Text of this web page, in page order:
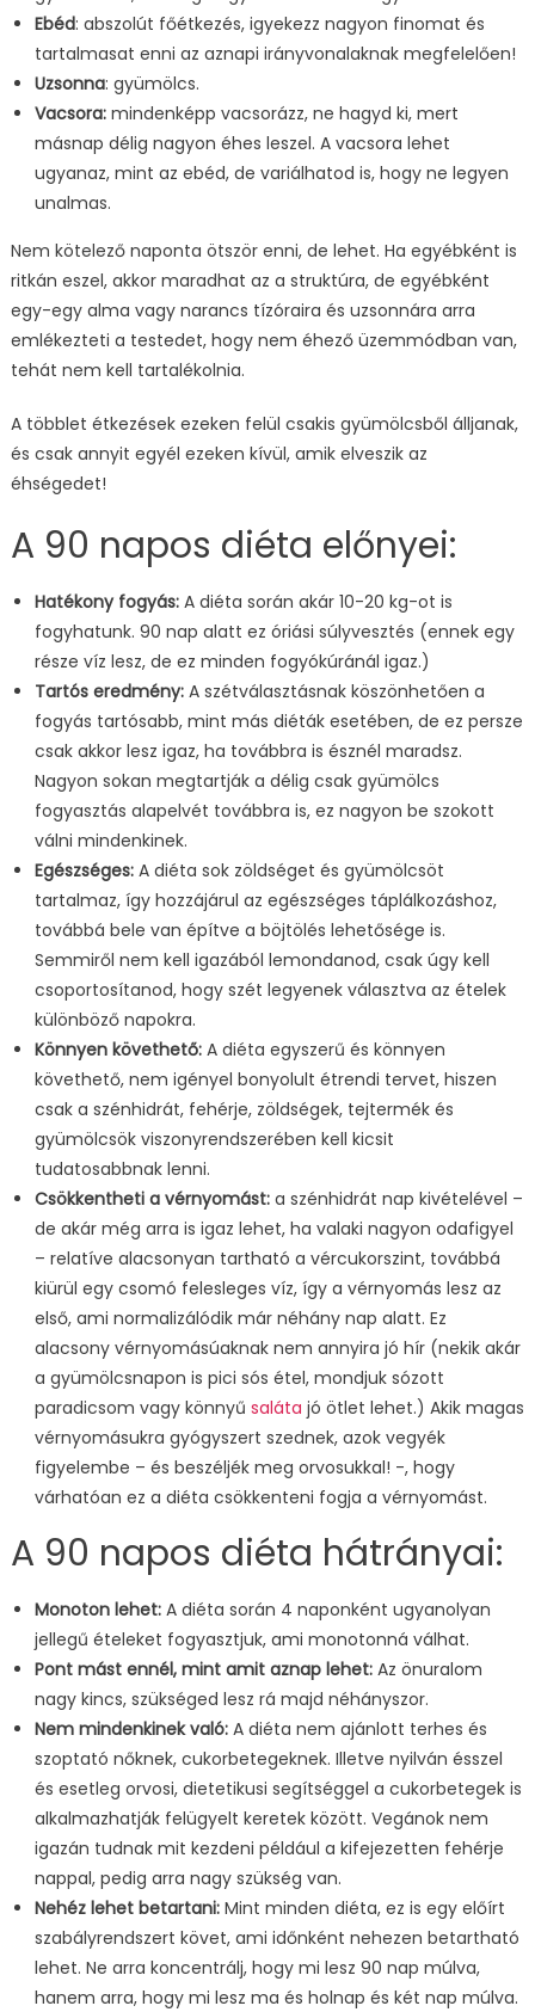
Ebéd: abszolút főétkezés, igyekezz nagyon finomat és
tartalmasat enni az aznapi irányvonalaknak megfelelően!
Uzsonna: gyümölcs.
Vacsora:mindenképp vacsorázz, ne hagyd ki, mert
másnap délig nagyon éhes leszel. A vacsora lehet
ugyanaz, mint az ebéd, de variálhatod is, hogy ne legyen
unalmas.
Nem kötelező naponta ötször enni, de lehet. Ha egyébként is
ritkán eszel, akkor maradhat az a struktúra, de egyébként
egy-egy alma vagy narancs tízóraira és uzsonnára arra
emlékezteti a testedet, hogy nem éhező üzemmódban van,
tehát nem kell tartalékolnia.
A többlet étkezések ezeken felül csakis gyümölcsből álljanak,
és csak annyit egyél ezeken kívül, amik elveszik az
éhségedet!
A 90 napos diéta előnyei:
Hatékony fogyás:A diéta során akár 10-20 kg-ot is
fogyhatunk. 90 nap alatt ez óriási súlyvesztés (ennek egy
része víz lesz, de ez minden fogyókúránál igaz.)
Tartós eredmény:A szétválasztásnak köszönhetően a
fogyás tartósabb, mint más diéták esetében, de ez persze
csak akkor lesz igaz, ha továbbra is észnél maradsz.
Nagyon sokan megtartják a délig csak gyümölcs
fogyasztás alapelvét továbbra is, ez nagyon be szokott
válni mindenkinek.
Egészséges:A diéta sok zöldséget és gyümölcsöt
tartalmaz, így hozzájárul az egészséges táplálkozáshoz,
továbbá bele van építve a böjtölés lehetősége is.
Semmiről nem kell igazából lemondanod, csak úgy kell
csoportosítanod, hogy szét legyenek választva az ételek
különböző napokra.
Könnyen követhető:A diéta egyszerű és könnyen
követhető, nem igényel bonyolult étrendi tervet, hiszen
csak a szénhidrát, fehérje, zöldségek, tejtermék és
gyümölcsök viszonyrendszerében kell kicsit
tudatosabbnak lenni.
Csökkentheti a vérnyomást:a szénhidrát nap kivételével –
de akár még arra is igaz lehet, ha valaki nagyon odafigyel
– relatíve alacsonyan tartható a vércukorszint, továbbá
kiürül egy csomó felesleges víz, így a vérnyomás lesz az
első, ami normalizálódik már néhány nap alatt. Ez
alacsony vérnyomásúaknak nem annyira jó hír (nekik akár
a gyümölcsnapon is pici sós étel, mondjuk sózott
paradicsom vagy könnyű saláta jó ötlet lehet.) Akik magas
vérnyomásukra gyógyszert szednek, azok vegyék
figyelembe – és beszéljék meg orvosukkal! -, hogy
várhatóan ez a diéta csökkenteni fogja a vérnyomást.
A 90 napos diéta hátrányai:
Monoton lehet:A diéta során 4 naponként ugyanolyan
jellegű ételeket fogyasztjuk, ami monotonná válhat.
Pont mást ennél, mint amit aznap lehet:Az önuralom
nagy kincs, szükséged lesz rá majd néhányszor.
Nem mindenkinek való:A diéta nem ajánlott terhes és
szoptató nőknek, cukorbetegeknek. Illetve nyilván ésszel
és esetleg orvosi, dietetikusi segítséggel a cukorbetegek is
alkalmazhatják felügyelt keretek között. Vegánok nem
igazán tudnak mit kezdeni például a kifejezetten fehérje
nappal, pedig arra nagy szükség van.
Nehéz lehet betartani:Mint minden diéta, ez is egy előírt
szabályrendszert követ, ami időnként nehezen betartható
lehet. Ne arra koncentrálj, hogy mi lesz 90 nap múlva,
hanem arra, hogy mi lesz ma és holnap és két nap múlva.